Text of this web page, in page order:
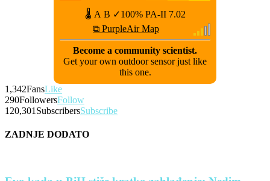
🌡 A B ✓100% PA-II 7.02
⧉ PurpleAir Map
Become a community scientist.
Get your own outdoor sensor just like
this one.
1,342FansLike
290FollowersFollow
120,301 SubscribersSubscribe
ZADNJE DODATO